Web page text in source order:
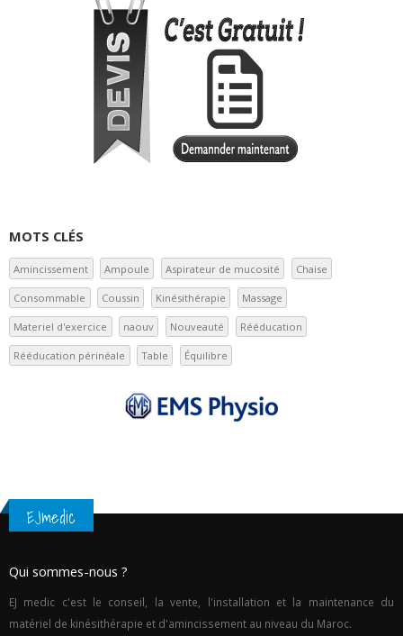
MOTS CLÉS
Amincissement Ampoule Aspirateur de mucosité Chaise
Consommable Coussin Kinésithérapie Massage
Materiel d'exercice naouv Nouveauté Rééducation
Rééducation périnéale Table Équilibre
EJmedic
Qui sommes-nous ?
EJ medic c'est le conseil, la vente, l'installation et la maintenance du
matériel de kinésithérapie et d'amincissement au niveau du Maroc.